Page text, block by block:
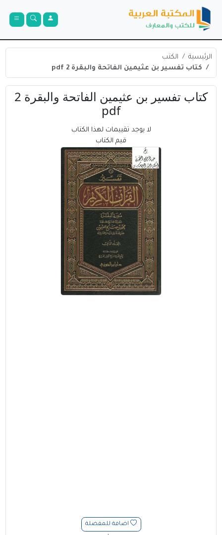
الرئيسية
الكتب
كتاب تفسير بن عثيمين الفاتحة والبقرة 2 pdf
كتاب تفسير بن عثيمين الفاتحة والبقرة 2
pdf
لا يوجد تقييمات لهذا الكتاب
قيم الكتاب
اضافة للمفضلة